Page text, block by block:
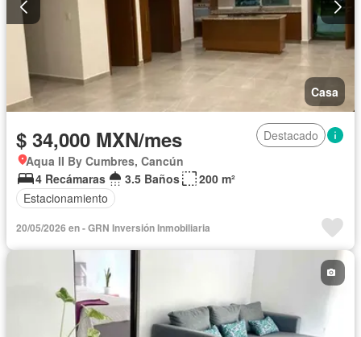
Casa
$ 34,000 MXN/mes
Destacado
Aqua II By Cumbres, Cancún
4 Recámaras
3.5 Baños
200 m²
Estacionamiento
20/05/2026 en - GRN Inversión Inmobiliaria